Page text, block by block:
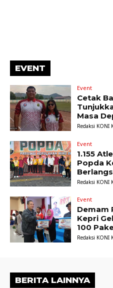
EVENT
Event
Cetak
Masa
Redaksi KONI
Event
1.155
Popda
Redaksi KONI
Event
Demam
Kepri
100
Redaksi KONI
BERITA LAINNYA